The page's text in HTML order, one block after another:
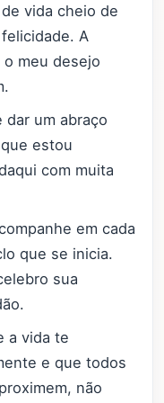
vida cheio de
A
meu desejo
um abraço
estou
com muita
em cada
que se inicia.
sua
a vida te
e que todos
não